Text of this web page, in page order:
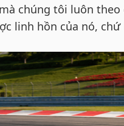
chúng tôi luôn theo
linh hồn của nó,